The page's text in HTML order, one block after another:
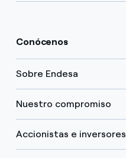
Conócenos
Sobre Endesa
Nuestro compromiso
Accionistas e inversores